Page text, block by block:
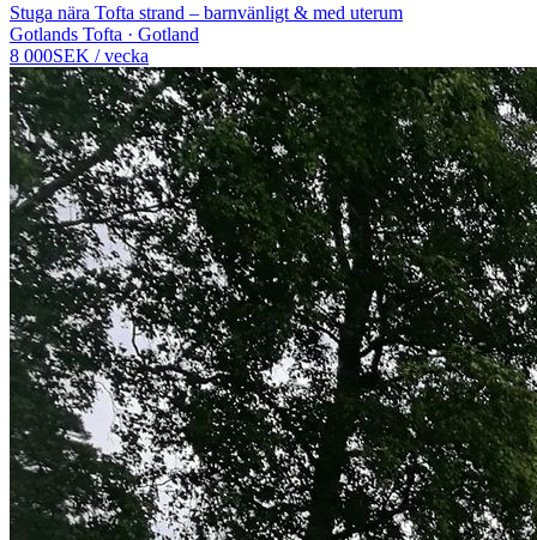
Stuga nära Tofta strand – barnvänligt & med uterum
Gotlands Tofta · Gotland
8 000SEK /vecka